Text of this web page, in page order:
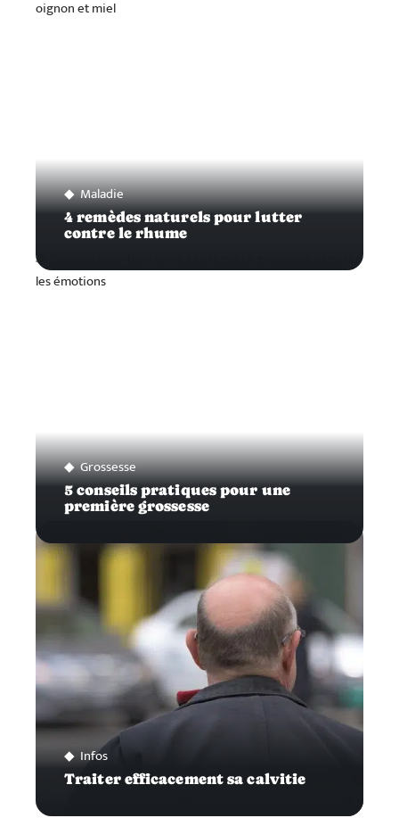
Maladie
4 remèdes naturels pour lutter
contre le rhume
Grossesse
5 conseils pratiques pour une
première grossesse
Infos
Traiter efficacement sa calvitie